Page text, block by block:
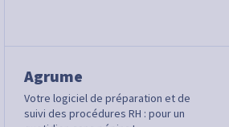
Agrume
Votre logiciel de préparation et de
suivi des procédures RH : pour un